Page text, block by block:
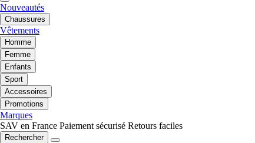
Nouveautés
Chaussures
Vêtements
Homme
Femme
Enfants
Sport
Accessoires
Promotions
Marques
SAV en France Paiement sécurisé Retours faciles
Rechercher